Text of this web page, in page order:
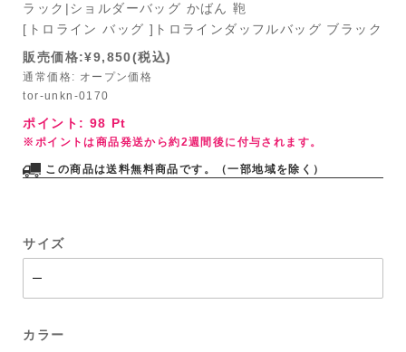
ラック|ショルダーバッグ かばん 鞄
[トロライン バッグ ]トロラインダッフルバッグ ブラック
販売価格:¥9,850(税込)
通常価格: オープン価格
tor-unkn-0170
ポイント: 98 Pt
※ポイントは商品発送から約2週間後に付与されます。
この商品は送料無料商品です。（一部地域を除く）
サイズ
カラー